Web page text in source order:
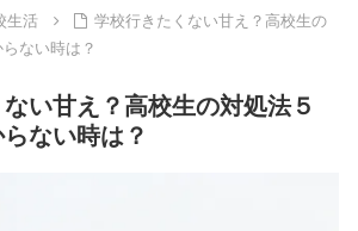
生活
学校行きたくない甘え？高校生の
ない時は？
い甘え？高校生の対処法５
ない時は？